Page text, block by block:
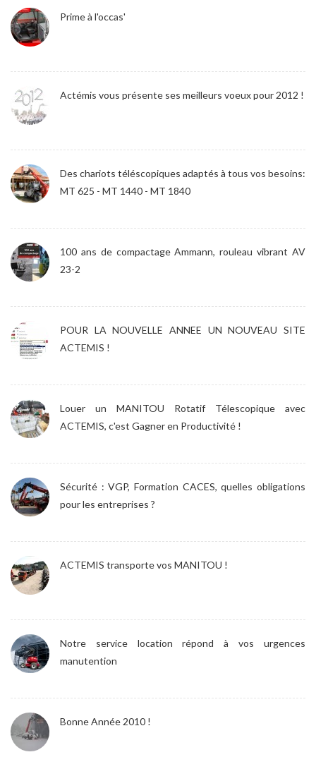
Prime à l'occas'
Actémis vous présente ses meilleurs voeux pour 2012 !
Des chariots téléscopiques adaptés à tous vos besoins:
MT 625 - MT 1440 - MT 1840
100 ans de compactage Ammann, rouleau vibrant AV
23-2
POUR LA NOUVELLE ANNEE UN NOUVEAU SITE
ACTEMIS !
Louer un MANITOU Rotatif Télescopique avec
ACTEMIS, c'est Gagner en Productivité !
Sécurité : VGP, Formation CACES, quelles obligations
pour les entreprises ?
ACTEMIS transporte vos MANITOU !
Notre service location répond à vos urgences
manutention
Bonne Année 2010 !